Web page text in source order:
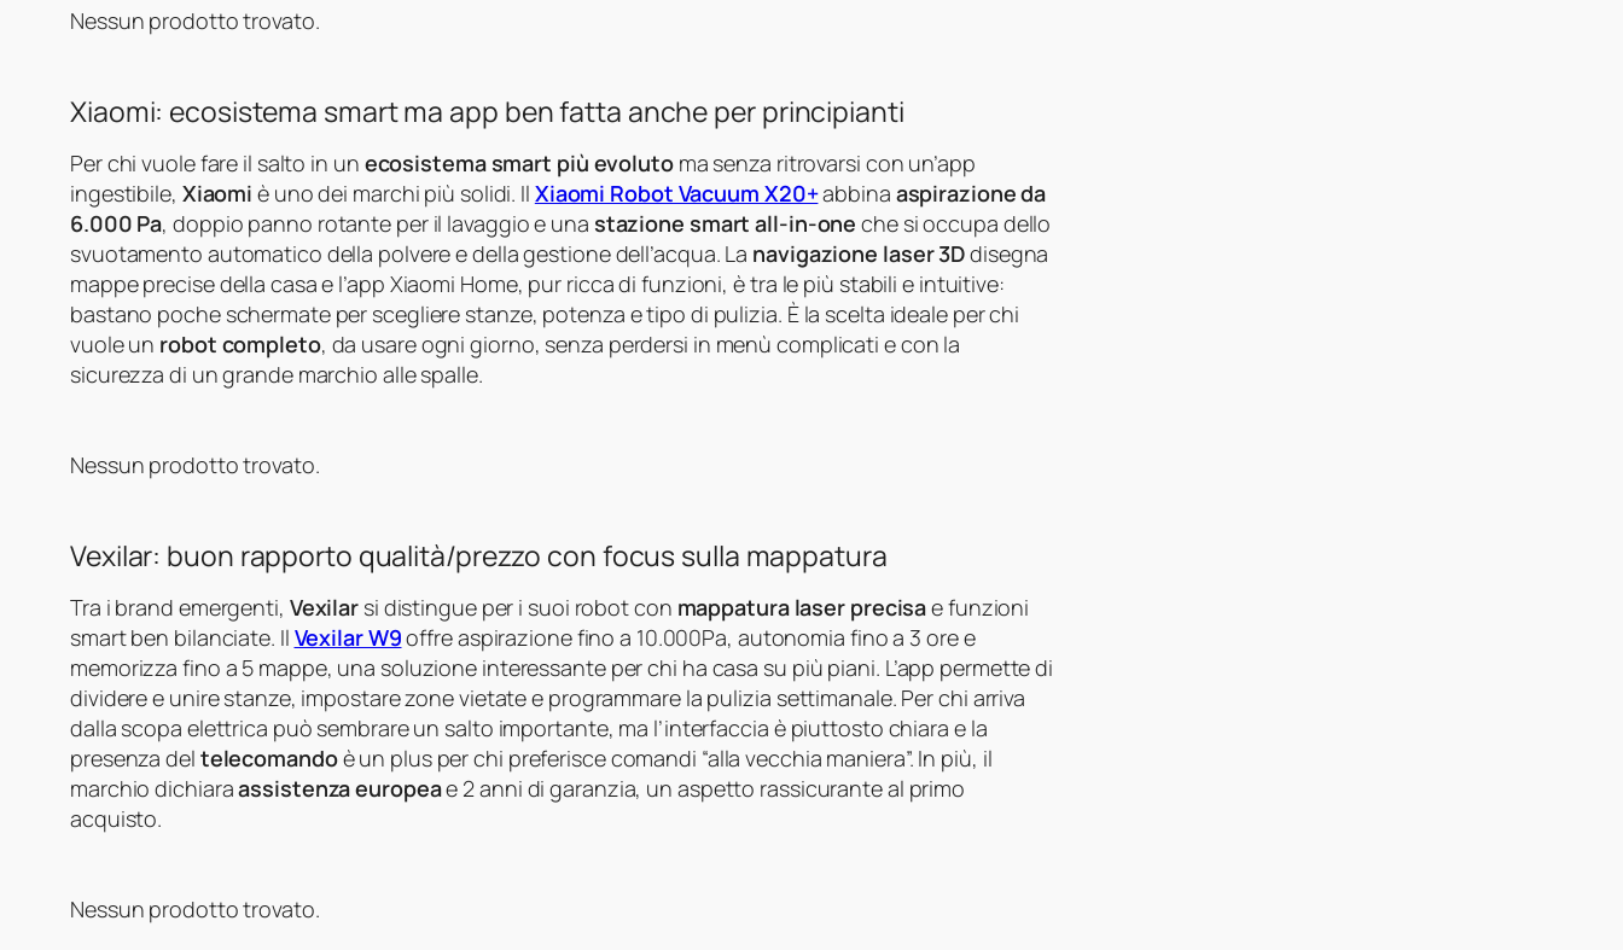
Nessun prodotto trovato.
Xiaomi: ecosistema smart ma app ben fatta anche per principianti
Per chi vuole fare il salto in un ecosistema smart più evolutoma senza ritrovarsi con un’app
ingestibile, Xiaomi è uno dei marchi più solidi. Il Xiaomi Robot Vacuum X20+abbina aspirazione da
6.000 Pa, doppio panno rotante per il lavaggio e una stazione smart all‑in‑one che si occupa dello
svuotamento automatico della polvere e della gestione dell’acqua. La navigazione laser 3Ddisegna
mappe precise della casa e l’app Xiaomi Home, pur ricca di funzioni, è tra le più stabili e intuitive:
bastano poche schermate per scegliere stanze, potenza e tipo di pulizia. È la scelta ideale per chi
vuole un robot completo, da usare ogni giorno, senza perdersi in menù complicati e con la
sicurezza di un grande marchio alle spalle.
Nessun prodotto trovato.
Vexilar: buon rapporto qualità/prezzo con focus sulla mappatura
Tra i brand emergenti, Vexilar si distingue per i suoi robot con mappatura laser precisae funzioni
smart ben bilanciate. Il Vexilar W9offre aspirazione fino a 10.000Pa, autonomia fino a 3 ore e
memorizza fino a 5 mappe, una soluzione interessante per chi ha casa su più piani. L’app permette di
dividere e unire stanze, impostare zone vietate e programmare la pulizia settimanale. Per chi arriva
dalla scopa elettrica può sembrare un salto importante, ma l’interfaccia è piuttosto chiara e la
presenza del telecomandoè un plus per chi preferisce comandi “alla vecchia maniera”. In più, il
marchio dichiaraassistenza europeae 2 anni di garanzia, un aspetto rassicurante al primo
acquisto.
Nessun prodotto trovato.